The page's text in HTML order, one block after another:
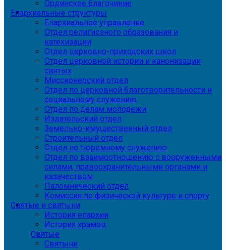
Ординское благочиние
Епархиальные структуры
Епархиальное управление
Отдел религиозного образования и
катехизации
Отдел церковно-приходских школ
Отдел церковной истории и канонизации
святых
Миссионерский отдел
Отдел по церковной благотворительности и
социальному служению
Отдел по делам молодежи
Издательский отдел
Земельно-имущественный отдел
Строительный отдел
Отдел по тюремному служению
Отдел по взаимоотношению с вооруженными
силами, правоохранительными органами и
казачеством
Паломнический отдел
Комиссия по физической культуре и спорту
Святые и святыни
История епархии
История храмов
Святые
Святыни